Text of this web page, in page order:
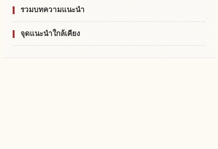
รวมบทความแนะนำ
จุดแนะนำใกล้เคียง